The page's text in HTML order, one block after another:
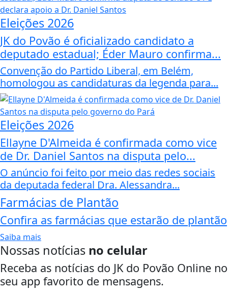
Eleições 2026
JK do Povão é oficializado candidato a
deputado estadual; Éder Mauro confirma...
Convenção do Partido Liberal, em Belém,
homologou as candidaturas da legenda para...
Eleições 2026
Ellayne D'Almeida é confirmada como vice
de Dr. Daniel Santos na disputa pelo...
O anúncio foi feito por meio das redes sociais
da deputada federal Dra. Alessandra...
Farmácias de Plantão
Confira as farmácias que estarão de plantão
Saiba mais
Nossas notícias no celular
Receba as notícias do JK do Povão Online no
seu app favorito de mensagens.